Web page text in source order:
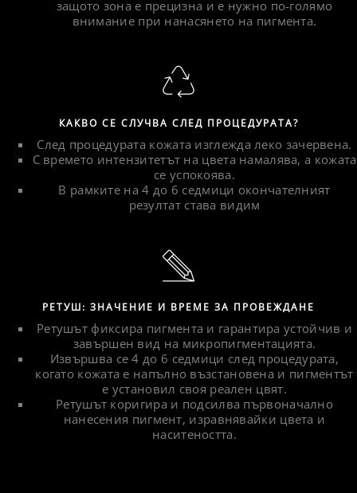
защото зона е прецизна и е нужно по-голямо
внимание при нанасянето на пигмента.
КАКВО СЕ СЛУЧВА СЛЕД ПРОЦЕДУРАТА?
След процедурата кожата изглежда леко зачервена.
С времето интензитетът на цвета намалява, а кожата
се успокоява.
В рамките на 4 до 6 седмици окончателният
резултат става видим
РЕТУШ: ЗНАЧЕНИЕ И ВРЕМЕ ЗА ПРОВЕЖДАНЕ
Ретушът фиксира пигмента и гарантира устойчив и
завършен вид на микропигментацията.
Извършва се 4 до 6 седмици след процедурата,
когато кожата е напълно възстановена и пигментът
е установил своя реален цвят.
Ретушът коригира и подсилва първоначално
нанесения пигмент, изравнявайки цвета и
наситеността.